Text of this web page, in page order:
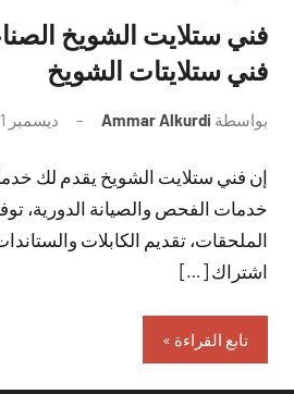
فني ستلايتات الشويخ
بواسطة Ammar Alkurdi ديسمبر 1, 2022
إن فني ستلايت الشويخ يقدم لك
خدمات الفحص والصيانة الدورية،
الملحقات، تقديم الكابلات
اشتراك […]
تابع القراءة